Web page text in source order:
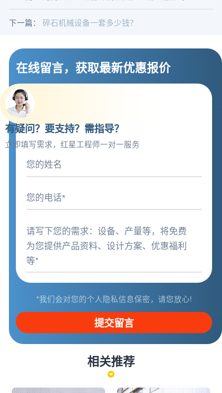
下一篇： 碎石机械设备一套多少钱？
在线留言，获取最新优惠报价
有疑问？要支持？需指导？
立即填写需求，红星工程师一对一服务
*我们会对您的个人隐私信息保密，请您放心!
提交留言
相关推荐